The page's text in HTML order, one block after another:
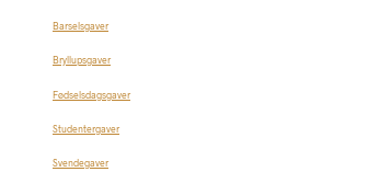
Barselsgaver
Bryllupsgaver
Fødselsdagsgaver
Studentergaver
Svendegaver